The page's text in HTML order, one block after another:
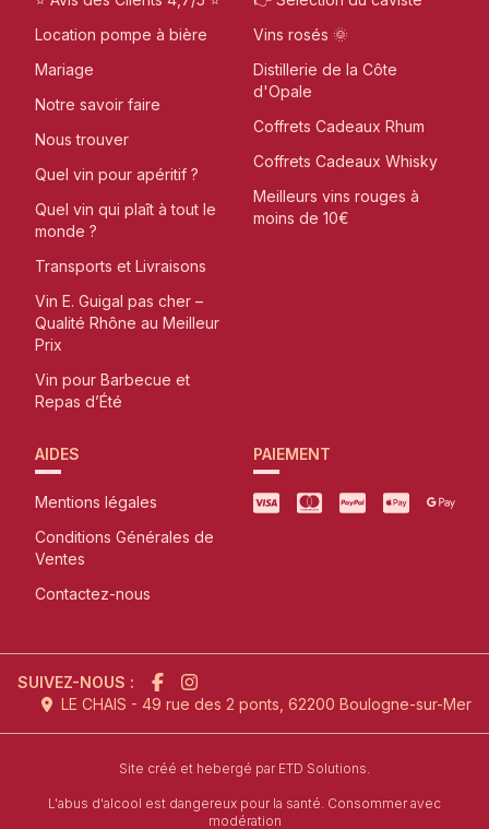
Location pompe à bière
Mariage
Notre savoir faire
Nous trouver
Quel vin pour apéritif ?
Quel vin qui plaît à tout le
monde ?
Transports et Livraisons
Vin E. Guigal pas cher –
Qualité Rhône au Meilleur
Prix
Vin pour Barbecue et
Repas d’Été
Vins rosés 🌞
Distillerie de la Côte
d'Opale
Coffrets Cadeaux Rhum
Coffrets Cadeaux Whisky
Meilleurs vins rouges à
moins de 10€
AIDES
Mentions légales
Conditions Générales de
Ventes
Contactez-nous
PAIEMENT
SUIVEZ-NOUS :
LE CHAIS - 49 rue des 2 ponts, 62200 Boulogne-sur-Mer
Site créé et hebergé parl'agence de création de site
ETD Solutions.
L'abus d'alcool est dangereux pour la santé. Consommer avec
modération